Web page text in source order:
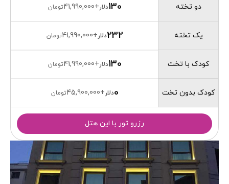
دو تخته
یک تخته
کودک با تخت
کودک بدون تخت
130دلار+
41,990,000تومان
232دلار+
41,990,000تومان
130دلار+
41,990,000تومان
0دلار+
45,900,000تومان
رزرو تور با این هتل